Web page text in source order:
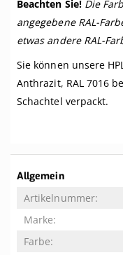
Beachten Sie! Die
angegebene RAL-
etwas andere RAL-
Sie können unsere
Anthrazit, RAL 7016
Schachtel verpackt.
Weitere
Informationen
Allgemein